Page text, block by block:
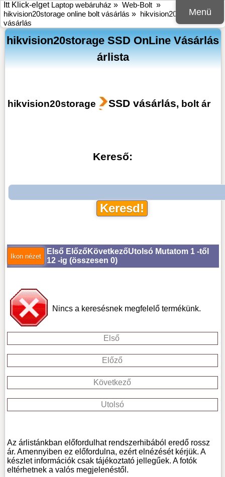
Menü
Itt Klick-elget Laptop webáruház » Web-Bolt »
hikvision20storage online bolt vásárlás » hikvision20storage SSD
vásárlás
hikvision20storage SSD OnLine Vásárlás
árlista
hikvision20storage SSD vásárlás, bolt ár
Kereső:
Első Előző KövetkezőUtolsó Mutatom 1 -től
12 -ig (összesen 0)
Nincs a keresésnek megfelelő termékünk.
Első
Előző
Következő
Utolsó
Az árlistánkban előfordulhat rendszerhibából eredő rossz
ár. Amennyiben ez előfordulna, ezért elnézését kérjük. A
készlet információk csak tájékoztató jellegűek. A fotók
eltérhetnek a valós megjelenéstől.